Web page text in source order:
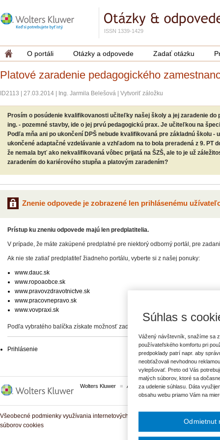
ISSN 1339-1429
O portáli Otázky a odpovede Zadať otázku
Platové zaradenie pedagogického
ID2113 27.03.2014 Ing. Jarmila Belešová Vytvoriť záložku
Prosím o posúdenie kvalifikovanosti učiteľky našej školy a jej zaradenie do
ing. - pozemné stavby, ide o jej prvú pedagogickú prax. Je učiteľkou na
Podľa mňa ani po ukončení DPŠ nebude kvalifikovaná pre základnú školu -
ukončené adaptačné vzdelávanie a vzhľadom na to bola preradená z 9. PT
že nemala byť ako nekvalifikovaná vôbec prijatá na ŠZŠ, ale to je už
zaradením do kariérového stupňa a platovým zaradením?
Znenie odpovede je zobrazené len prihlásenému
Prístup ku zneniu odpovede majú len predplatitelia.
V prípade, že máte zakúpené predplatné pre niektorý odborný portál, pre
Ak nie ste zatiaľ predplatiteľ žiadneho portálu, vyberte si z našej ponuky:
www.dauc.sk
www.ropoaobce.sk
www.pravovzdravotnictve.sk
www.pracovnepravo.sk
www.vovpraxi.sk
Podľa vybratého balíčka získate možnosť zadať svoje otázky, prípadne prístup
Prihlásenie
Wolters Kluwer ASPI Komplexné právne predpisy
Všeobecné podmienky využívania internetových služieb a komunitných portálov
súborov cookies
Súhlas s
Vážený návštevník, snažíme sa
používateľského komfortu pri
predpoklady patrí napr. aby
neobťažovali nevhodnou
vylepšovať. Preto od Vás
malých súborov, ktoré sa
za udelenie súhlasu. Dáta
obsahu webu priamo Vám na
Odmietnut